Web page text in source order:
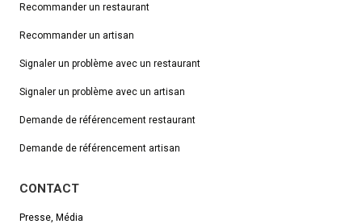
Recommander un restaurant
Recommander un artisan
Signaler un problème avec un restaurant
Signaler un problème avec un artisan
Demande de référencement restaurant
Demande de référencement artisan
CONTACT
Presse, Média